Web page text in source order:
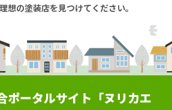
想の塗装店を見つけてください。
ポータルサイト「ヌリカエ